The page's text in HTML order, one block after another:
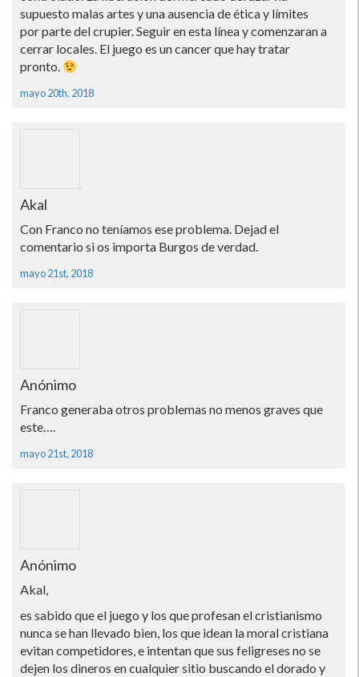
supuesto malas artes y una ausencia de ética y lí­mites
por parte del crupier. Seguir en esta lí­nea y comenzaran a
cerrar locales. El juego es un cancer que hay tratar
pronto.
mayo 20th, 2018
Akal
Con Franco no tení­amos ese problema. Dejad el
comentario si os importa Burgos de verdad.
mayo 21st, 2018
Anónimo
Franco generaba otros problemas no menos graves que
este….
mayo 21st, 2018
Anónimo
Akal,
es sabido que el juego y los que profesan el cristianismo
nunca se han llevado bien, los que idean la moral cristiana
evitan competidores, e intentan que sus feligreses no se
dejen los dineros en cualquier sitio buscando el dorado y